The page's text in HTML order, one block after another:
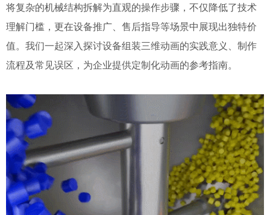
将复杂的机械结构拆解为直观的操作步骤，不仅降低了技术
理解门槛，更在设备推广、售后指导等场景中展现出独特价
值。我们一起深入探讨设备组装三维动画的实践意义、制作
流程及常见误区，为企业提供定制化动画的参考指南。